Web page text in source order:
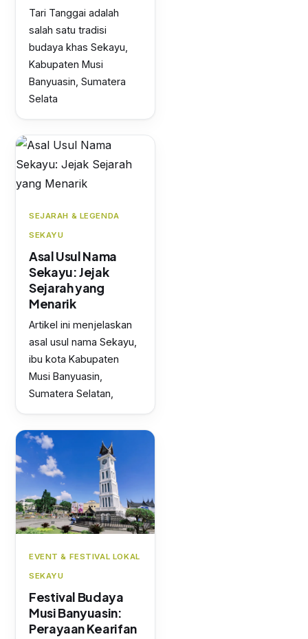
Tari Tanggai adalah
salah satu tradisi
budaya khas Sekayu,
Kabupaten Musi
Banyuasin, Sumatera
Selata
SEJARAH & LEGENDA
SEKAYU
Asal Usul Nama
Sekayu: Jejak
Sejarah yang
Menarik
Artikel ini menjelaskan
asal usul nama Sekayu,
ibu kota Kabupaten
Musi Banyuasin,
Sumatera Selatan,
EVENT & FESTIVAL LOKAL
SEKAYU
Festival Budaya
Musi Banyuasin:
Perayaan Kearifan